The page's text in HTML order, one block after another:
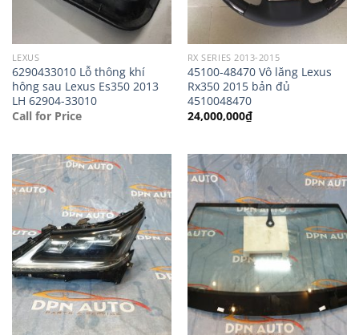
LEXUS
6290433010 Lỗ thông khí
hông sau Lexus Es350 2013
LH 62904-33010
Call for Price
RX SERIES 2013-2015
45100-48470 Vô lăng Lexus
Rx350 2015 bản đủ
4510048470
24,000,000₫